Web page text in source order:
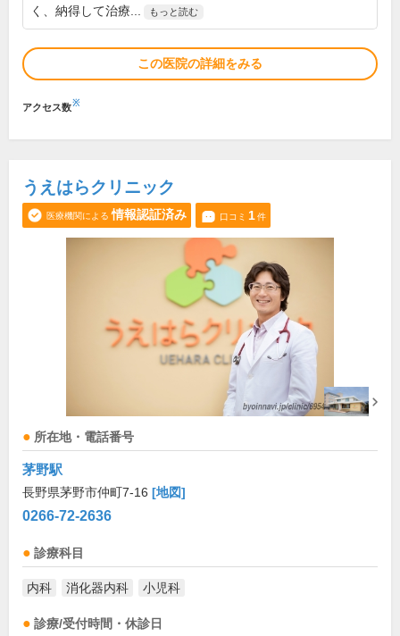
く、納得して治療...
もっと読む
この医院の詳細をみる
アクセス数※
うえはらクリニック
医療機関による 情報認証済み 口コミ 1件
所在地・電話番号
茅野駅
長野県茅野市仲町7-16 [地図]
0266-72-2636
診療科目
内科 消化器内科 小児科
診療/受付時間・休診日